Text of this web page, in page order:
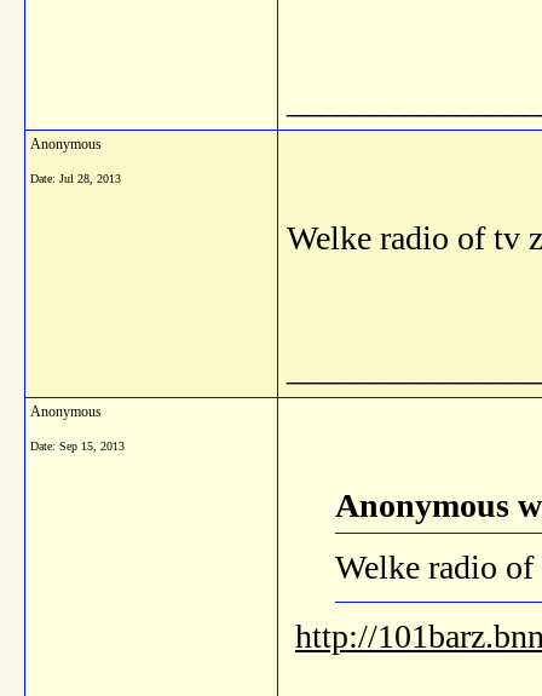
Anonymous
Date: Jul 28, 2013
Welke radio of tv
Anonymous
Date: Sep 15, 2013
Anonymous
Welke radio of
http://